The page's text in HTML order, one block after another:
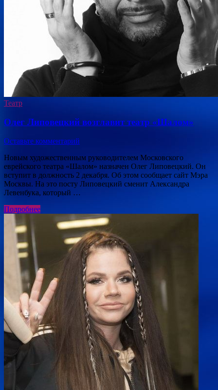
Театр
Олег Липовецкий возглавит театр «Шалом»
Оставьте комментарий
Новым художественным руководителем Московского
еврейского театра «Шалом» назначен Олег Липовецкий. Он
вступит в должность 2 декабря. Об этом сообщает сайт Мэра
Москвы. На это посту Липовецкий сменит Александра
Левенбука, который …
Подробнее